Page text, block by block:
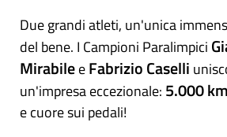
Due grandi atleti, un'unica
del bene. I Campioni Paralimpici
MirabileeFabrizio Caselli
un'impresa eccezionale: 5.000 km
e cuore sui pedali!